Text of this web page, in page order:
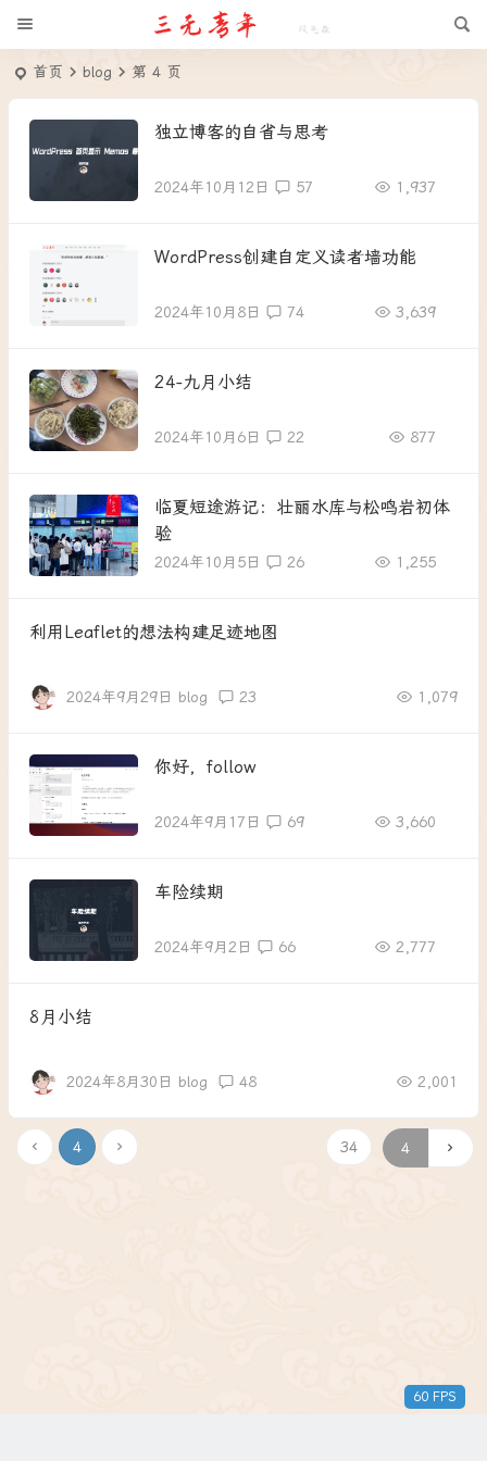
首页 blog 第 4 页
独立博客的自省与思考
2024年10月12日 1,937
57
WordPress创建自定义读者墙功能
2024年10月8日 3,639
74
24-九月小结
2024年10月6日 877
22
临夏短途游记：壮丽水库与松鸣岩初体
验
2024年10月5日 1,255
26
利用Leaflet的想法构建足迹地图
2024年9月29日 blog 1,079
23
你好，follow
2024年9月17日 3,660
69
车险续期
2024年9月2日 2,777
66
8月小结
2024年8月30日 blog 2,001
48
34
4
60 FPS